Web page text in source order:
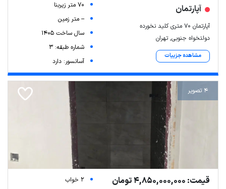
| Map data ©
آپارتمان
آپارتمان ۷۰ متری کلید نخورده
دولتخواه جنوبی, تهران
مشاهده جزییات
70 متر زیربنا
-- متر زمین
سال ساخت 1405
شماره طبقه: 3
آسانسور: دارد
4 تصویر
قیمت: 4,850,000,000 تومان
2 خواب